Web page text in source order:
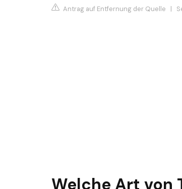
Antrag auf Entfernung der Quelle |
Welche Art von